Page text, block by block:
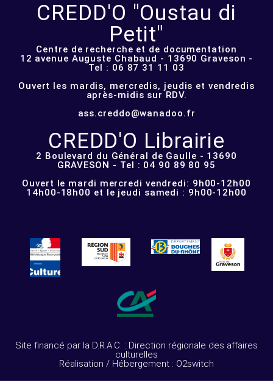
CREDD'O "Oustau di
Petit"
Centre de recherche et de documentation
12 avenue Auguste Chabaud - 13690 Graveson -
Tel : 06 87 31 11 03
Ouvert les mardis, mercredis, jeudis et vendredis
après-midis sur RDV.
ass.creddo@wanadoo.fr
CREDD'O Librairie
2 Boulevard du Général de Gaulle - 13690
GRAVESON - Tel : 04 90 89 80 95
Ouvert le mardi mercredi vendredi: 9h00-12h00
14h00-18h00 et le jeudi samedi : 9h00-12h00
Site financé par la D.R.A.C. : Direction régionale des affaires
culturelles
Réalisation / Hébergement : O2switch